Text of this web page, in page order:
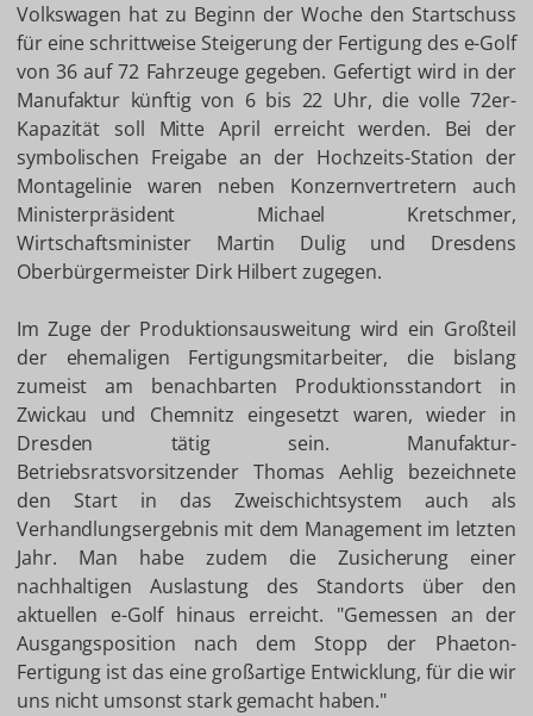
Volkswagen hat zu Beginn der Woche den Startschuss
für eine schrittweise Steigerung der Fertigung des e-Golf
von 36 auf 72 Fahrzeuge gegeben. Gefertigt wird in der
Manufaktur künftig von 6 bis 22 Uhr, die volle 72er-
Kapazität soll Mitte April erreicht werden. Bei der
symbolischen Freigabe an der Hochzeits-Station der
Montagelinie waren neben Konzernvertretern auch
Ministerpräsident Michael Kretschmer,
Wirtschaftsminister Martin Dulig und Dresdens
Oberbürgermeister Dirk Hilbert zugegen.
Im Zuge der Produktionsausweitung wird ein Großteil
der ehemaligen Fertigungsmitarbeiter, die bislang
zumeist am benachbarten Produktionsstandort in
Zwickau und Chemnitz eingesetzt waren, wieder in
Dresden tätig sein. Manufaktur-
Betriebsratsvorsitzender Thomas Aehlig bezeichnete
den Start in das Zweischichtsystem auch als
Verhandlungsergebnis mit dem Management im letzten
Jahr. Man habe zudem die Zusicherung einer
nachhaltigen Auslastung des Standorts über den
aktuellen e-Golf hinaus erreicht. "Gemessen an der
Ausgangsposition nach dem Stopp der Phaeton-
Fertigung ist das eine großartige Entwicklung, für die wir
uns nicht umsonst stark gemacht haben."